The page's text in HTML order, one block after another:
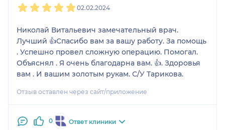
02.02.2024
Николай Витальевич замечательный врач.
Лучший 👍Спасибо вам за вашу работу. За помощь
. Успешно провел сложную операцию. Помогал.
Объяснял . Я очень благодарна вам. 👍. Здоровья
вам . И вашим золотым рукам. С/У Тарикова.
Отзыв оставлен через сайт/приложение
0 Ответ клиники